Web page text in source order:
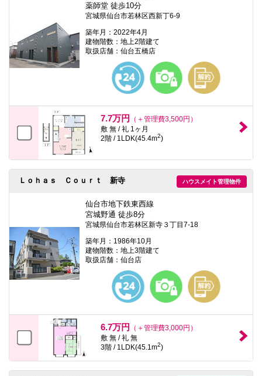
薬師堂 徒歩10分
宮城県仙台市若林区西新丁6-9
築年月：2022年4月
建物階数：地上2階建て
取扱店舗：仙台五橋店
7.7万円
（＋管理費3,500円）
敷 無 / 礼 1ヶ月
2階 / 1LDK(45.4m2)
ハウスメイト管理物件
Ｌｏｈａｓ Ｃｏｕｒｔ 新寺
仙台市地下鉄東西線
宮城野通 徒歩8分
宮城県仙台市若林区新寺３丁目7-18
築年月：1986年10月
建物階数：地上3階建て
取扱店舗：仙台店
6.7万円
（＋管理費3,000円）
敷 無 / 礼 無
3階 / 1LDK(45.1m2)